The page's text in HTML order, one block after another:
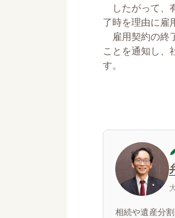
したがって、
了時を理由に雇
雇用契約の終
ことを通知し、
す。
相続や遺産分